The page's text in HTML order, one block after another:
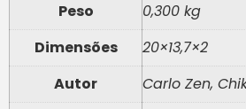
Peso
0,300 kg
Dimensões
20×13,7×2
Autor
Carlo Zen,